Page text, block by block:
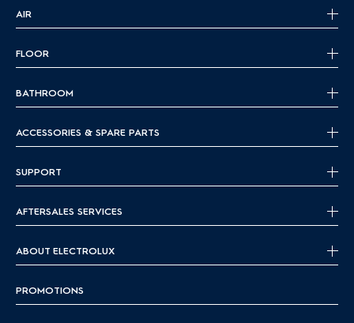
AIR
FLOOR
BATHROOM
ACCESSORIES & SPARE PARTS
SUPPORT
AFTERSALES SERVICES
ABOUT ELECTROLUX
PROMOTIONS